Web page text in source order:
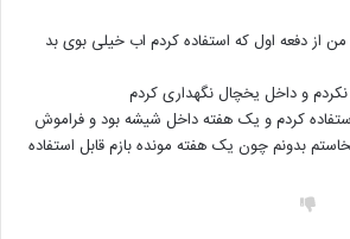
از دفعه اول که استفاده کردم اب خیلی بوی بد
نکردم و داخل یخچال نگهداری کردم
کردم و یک هفته داخل شیشه بود و فراموش
بدونم چون یک هفته مونده بازم قابل استفاده